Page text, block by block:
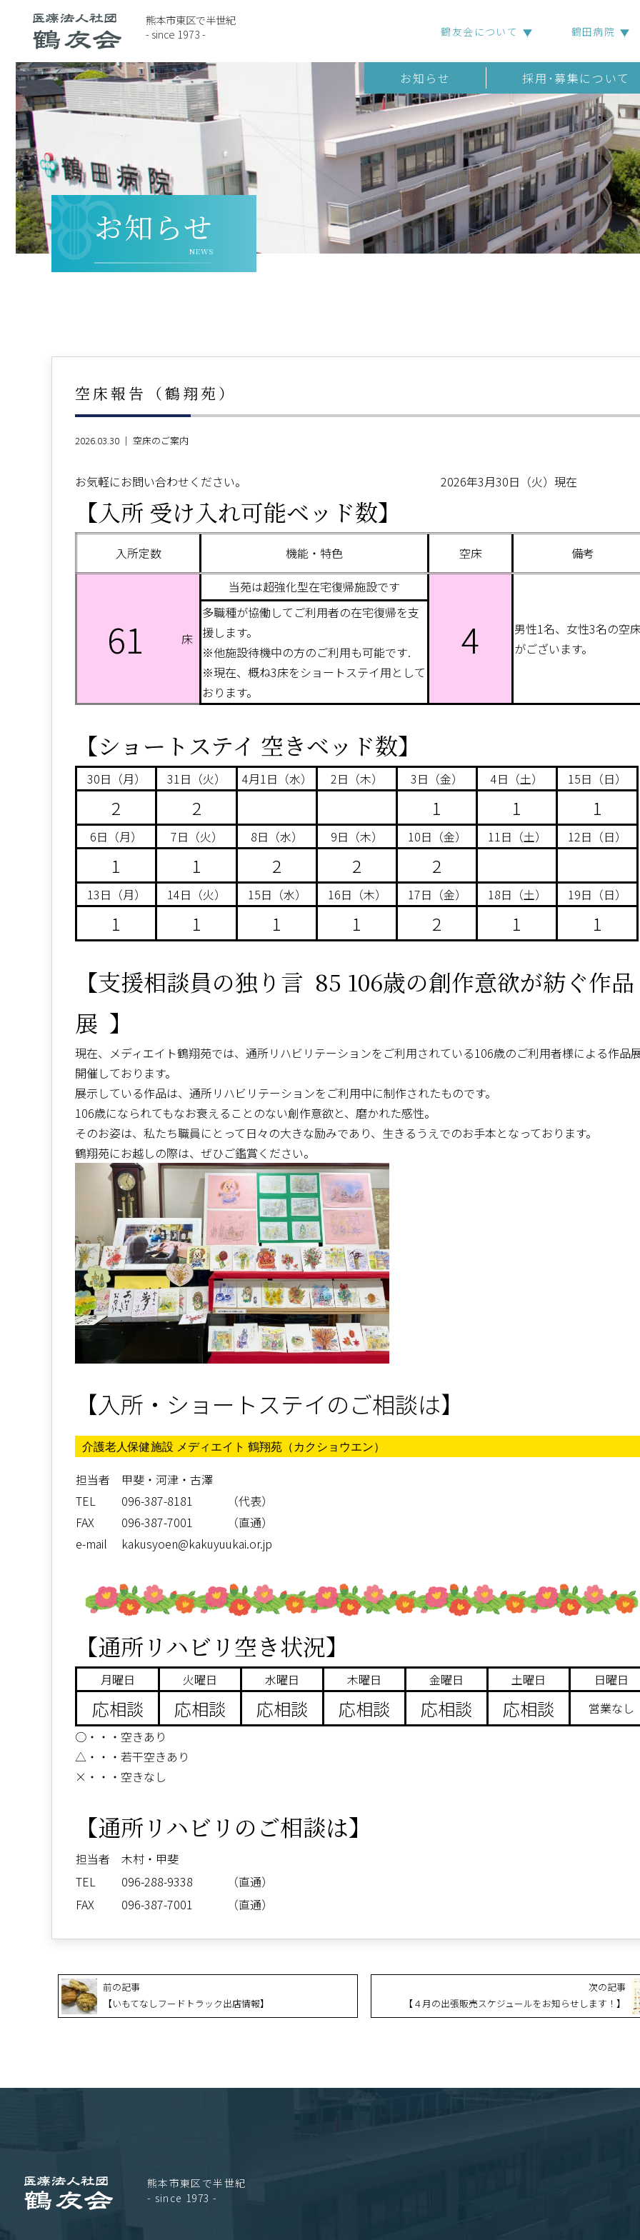
熊本市東区で半世紀
- since 1973 -
鶴友会について 鶴田病院
お知らせ 採用･募集について
お知らせ
NEWS
空床報告（鶴翔苑）
2026.03.30 ｜ 空床のご案内
お気軽にお問い合わせください。 2026年3月30日（火）現在
【入所 受け入れ可能ベッド数】
入所定数 機能・特色 空床 備考
61 床
当苑は超強化型在宅復帰施設です
4
男性1名、女性3名の空
がございます。
多職種が協働してご利用者の在宅復帰を支
援します。
※他施設待機中の方のご利用も可能です.
※現在、概ね3床をショートステイ用として
おります。
【ショートステイ 空きベッド数】
30日（月） 31日（火） 4月1日（水） 2日（木） 3日（金） 4日（土） 15日（日）
2 2 1 1 1
6日（月） 7日（火） 8日（水） 9日（木） 10日（金） 11日（土） 12日（日）
1 1 2 2 2
13日（月） 14日（火） 15日（水） 16日（木） 17日（金） 18日（土） 19日（日）
1 1 1 1 2 1 1
【支援相談員の独り言 85 106歳の創作意欲が紡ぐ作品
展 】
現在、メディエイト鶴翔苑では、通所リハビリテーションをご利用されている106歳のご利用者様による作品
開催しております。
展示している作品は、通所リハビリテーションをご利用中に制作されたものです。
106歳になられてもなお衰えることのない創作意欲と、磨かれた感性。
そのお姿は、私たち職員にとって日々の大きな励みであり、生きるうえでのお手本となっております。
鶴翔苑にお越しの際は、ぜひご鑑賞ください。
【入所・ショートステイのご相談は】
介護老人保健施設 メディエイト 鶴翔苑（カクショウエン）
担当者
甲斐・河津・古澤
TEL
096-387-8181 （代表）
FAX
096-387-7001 （直通）
e-mail
kakusyoen@kakuyuukai.or.jp
【通所リハビリ空き状況】
月曜日 火曜日 水曜日 木曜日 金曜日 土曜日 日曜日
応相談 応相談 応相談 応相談 応相談 応相談
営業なし
○・・・空きあり
△・・・若干空きあり
×・・・空きなし
【通所リハビリのご相談は】
担当者
木村・甲斐
TEL
096-288-9338 （直通）
FAX
096-387-7001 （直通）
前の記事
【いもてなしフードトラック出店情報】
次の記事
【４月の出張販売スケジュールをお知らせします！】
熊本市東区で半世紀
- since 1973 -